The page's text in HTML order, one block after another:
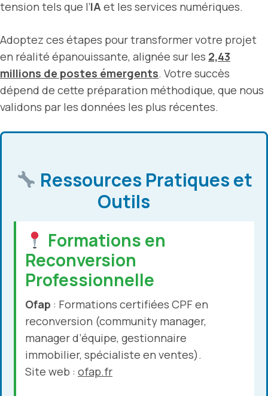
tension tels que l’IA et les services numériques.
Adoptez ces étapes pour transformer votre projet
en réalité épanouissante, alignée sur les 2,43
millions de postes émergents. Votre succès
dépend de cette préparation méthodique, que nous
validons par les données les plus récentes.
Ressources Pratiques et
Outils
Formations en
Reconversion
Professionnelle
Ofap : Formations certifiées CPF en
reconversion (community manager,
manager d’équipe, gestionnaire
immobilier, spécialiste en ventes).
Site web : ofap.fr